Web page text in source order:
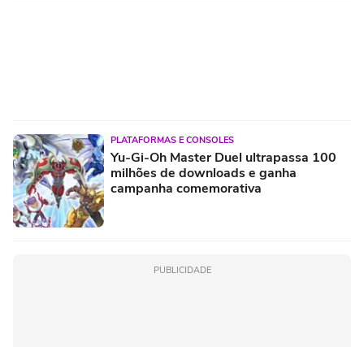
PLATAFORMAS E CONSOLES
Yu-Gi-Oh Master Duel ultrapassa 100
milhões de downloads e ganha
campanha comemorativa
PUBLICIDADE